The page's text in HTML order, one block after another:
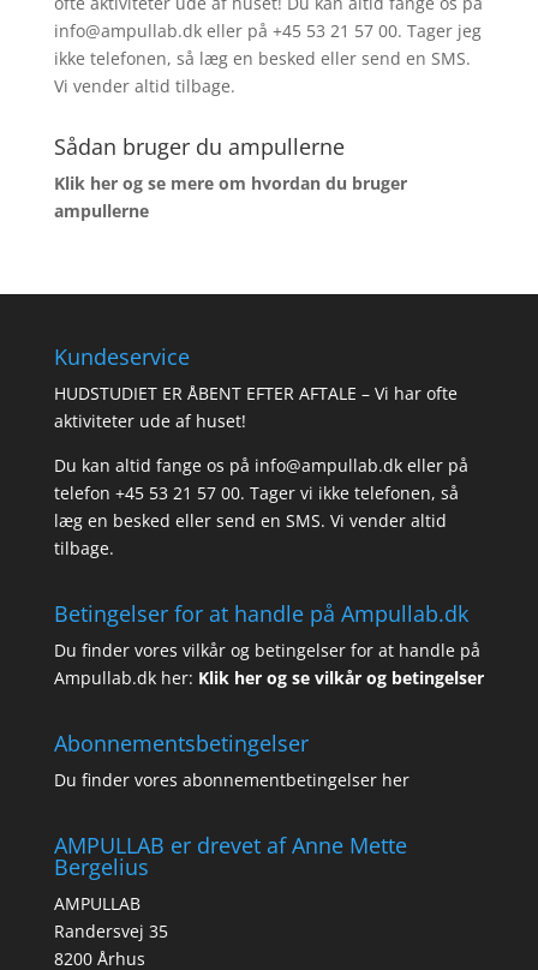
info@ampullab.dk eller på +45 53 21 57 00. Tager jeg
ikke telefonen, så læg en besked eller send en SMS.
Vi vender altid tilbage.
Sådan bruger du ampullerne
Klik her og se mere om hvordan du bruger
ampullerne
Kundeservice
HUDSTUDIET ER ÅBENT EFTER AFTALE – Vi har ofte
aktiviteter ude af huset!
Du kan altid fange os på info@ampullab.dk eller på
telefon +45 53 21 57 00. Tager vi ikke telefonen, så
læg en besked eller send en SMS. Vi vender altid
tilbage.
Betingelser for at handle på Ampullab.dk
Du finder vores vilkår og betingelser for at handle på
Ampullab.dk her: Klik her og se vilkår og betingelser
Abonnementsbetingelser
Du finder vores abonnementbetingelser her
AMPULLAB er drevet af Anne Mette
Bergelius
AMPULLAB
Randersvej 35
8200 Århus